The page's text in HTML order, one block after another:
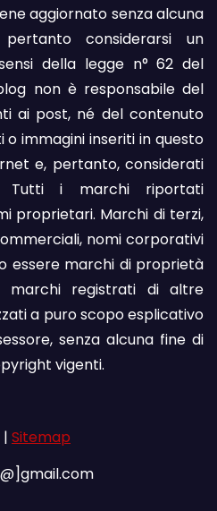
aggiornato senza alcuna
considerarsi un
della legge n° 62 del
non è responsabile del
ai post, né del contenuto
o immagini inseriti in questo
e, pertanto, considerati
Tutti i marchi riportati
proprietari. Marchi di terzi,
nomi corporativi
essere marchi di proprietà
registrati di altre
a puro scopo esplicativo
senza alcuna fine di
vigenti.
| Sitemap